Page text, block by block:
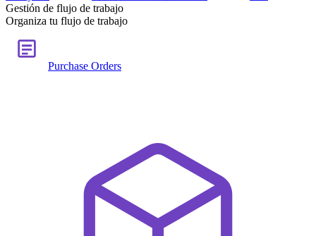
Gestión de flujo de trabajo
Organiza tu flujo de trabajo
Purchase Orders